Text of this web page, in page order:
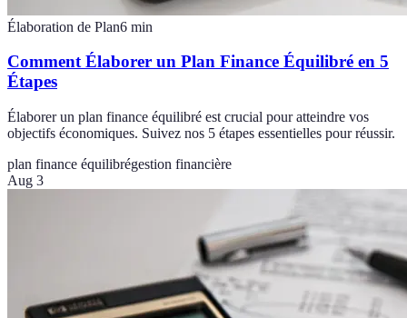
Élaboration de Plan6 min
Comment Élaborer un Plan Finance Équilibré en 5
Étapes
Élaborer un plan finance équilibré est crucial pour atteindre vos
objectifs économiques. Suivez nos 5 étapes essentielles pour réussir.
plan finance équilibrégestion financière
Aug 3